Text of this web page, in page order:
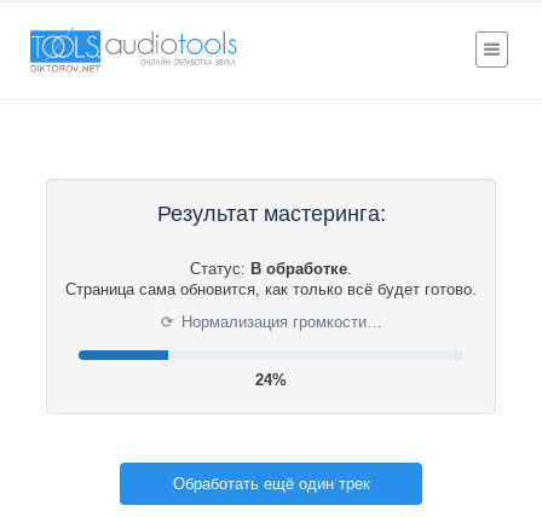
Результат мастеринга:
Статус: В обработке.
Страница сама обновится, как только всё будет готово.
⟳ Нормализация громкости…
24%
Обработать ещё один трек